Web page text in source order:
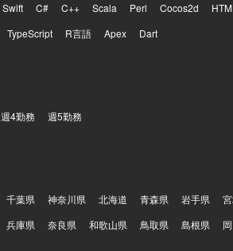
Swift C# C++ Scala Perl Cocos2d HTML
TypeScript R言語 Apex Dart
週4勤務 週5勤務
千葉県 神奈川県 北海道 青森県 岩手県
兵庫県 奈良県 和歌山県 鳥取県 島根県